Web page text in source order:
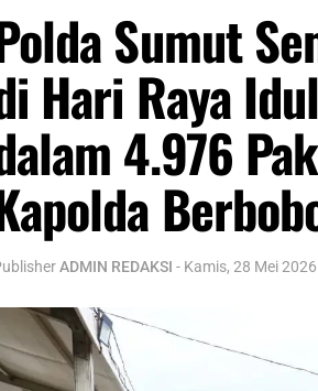
Sumut
Hari Raya
4.976
ADMIN REDAKSI - Kamis, 28 Mei 2026